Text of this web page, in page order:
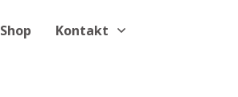
Shop Kontakt